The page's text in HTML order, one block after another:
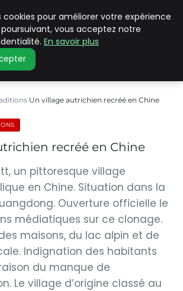
Un village autrichien recréé en Chine
recréé en Chine
un pittoresque village
en Chine. Situation dans la
Ouverture officielle le
médiatiques sur ce clonage.
maisons, du lac alpin et de
Indignation des habitants
du manque de
Le village d’origine classé au
cookies pour améliorer votre expérience
vous acceptez notre
En savoir plus